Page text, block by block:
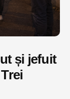
și jefuit